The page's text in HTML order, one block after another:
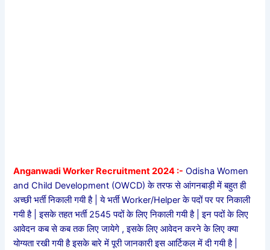
Anganwadi Worker Recruitment 2024 :- Odisha Women
and Child Development (OWCD) के तरफ से आंगनबाड़ी में बहुत ही
अच्छी भर्ती निकाली गयी है | ये भर्ती Worker/Helper के पदों पर पर निकाली
गयी है | इसके तहत भर्ती 2545 पदों के लिए निकाली गयी है | इन पदों के लिए
आवेदन कब से कब तक लिए जायेगे , इसके लिए आवेदन करने के लिए क्या
योग्यता रखी गयी है इसके बारे में पूरी जानकारी इस आर्टिकल में दी गयी है |